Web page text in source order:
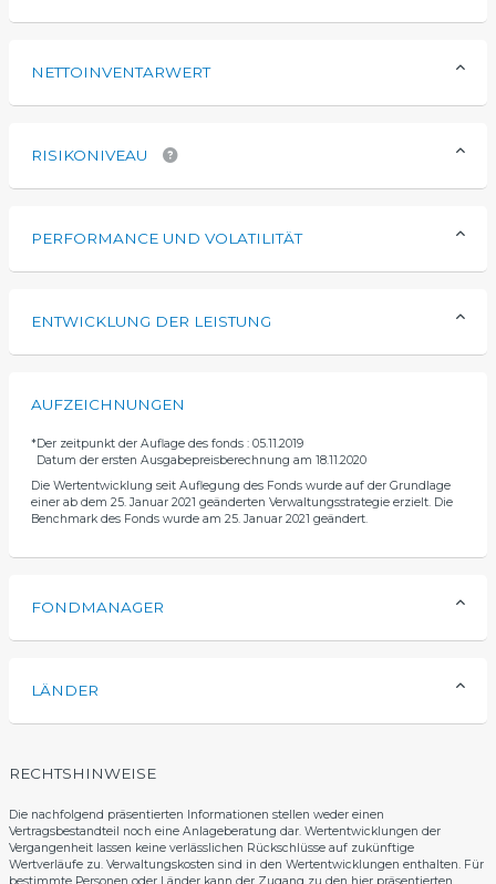
NETTOINVENTARWERT
RISIKONIVEAU
PERFORMANCE UND VOLATILITÄT
ENTWICKLUNG DER LEISTUNG
AUFZEICHNUNGEN
*Der zeitpunkt der Auflage des fonds : 05.11.2019
Datum der ersten Ausgabepreisberechnung am 18.11.2020
Die Wertentwicklung seit Auflegung des Fonds wurde auf der Grundlage
einer ab dem 25. Januar 2021 geänderten Verwaltungsstrategie erzielt. Die
Benchmark des Fonds wurde am 25. Januar 2021 geändert.
FONDMANAGER
LÄNDER
RECHTSHINWEISE
Die nachfolgend präsentierten Informationen stellen weder einen
Vertragsbestandteil noch eine Anlageberatung dar. Wertentwicklungen der
Vergangenheit lassen keine verlässlichen Rückschlüsse auf zukünftige
Wertverläufe zu. Verwaltungskosten sind in den Wertentwicklungen enthalten. Für